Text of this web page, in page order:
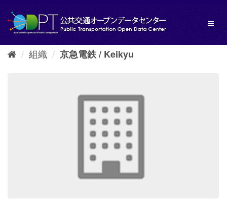
し
組織 京急電鉄 / Keikyu